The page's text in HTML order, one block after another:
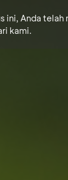
ini, Anda telah
kami.